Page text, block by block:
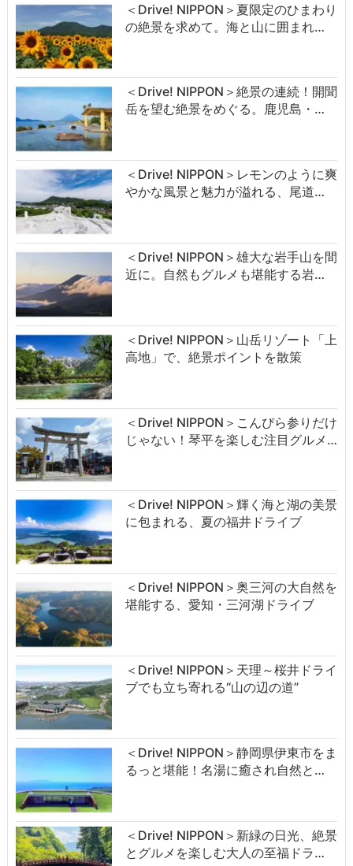
＜Drive! NIPPON＞夏限定のひまわり
の絶景を求めて。海と山に囲まれ…
＜Drive! NIPPON＞絶景の連続！開聞
岳を望む絶景をめぐる。鹿児島・…
＜Drive! NIPPON＞レモンのように爽
やかな風景と魅力が溢れる、尾道…
＜Drive! NIPPON＞雄大な岩手山を間
近に。自然もグルメも堪能する岩…
＜Drive! NIPPON＞山岳リゾート「上
高地」で、絶景ポイントを散策
＜Drive! NIPPON＞こんぴら参りだけ
じゃない！琴平を楽しむ注目グルメ…
＜Drive! NIPPON＞輝く海と湖の美景
に包まれる、夏の福井ドライブ
＜Drive! NIPPON＞奥三河の大自然を
堪能する、愛知・三河湖ドライブ
＜Drive! NIPPON＞天理～桜井ドライ
ブでも立ち寄れる“山の辺の道”
＜Drive! NIPPON＞静岡県伊東市をま
るっと堪能！名湯に癒され自然と…
＜Drive! NIPPON＞新緑の日光、絶景
とグルメを楽しむ大人の至福ドラ…